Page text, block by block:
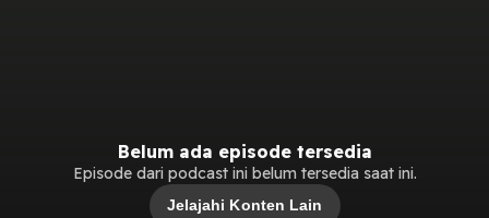
Belum ada episode tersedia
Episode dari podcast ini belum tersedia saat ini.
Jelajahi Konten Lain